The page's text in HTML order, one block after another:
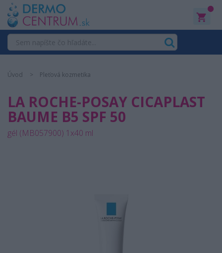
Úvod Pleťová kozmetika
LA ROCHE-POSAY CICAPLAST
BAUME B5 SPF 50
gél (MB057900) 1x40 ml